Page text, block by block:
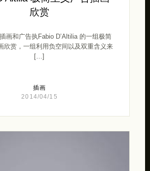
欣赏
画和广告执Fabio D’Altilia 的一组极简
欣赏，一组利用负空间以及双重含义来
[…]
插画
2014/04/15